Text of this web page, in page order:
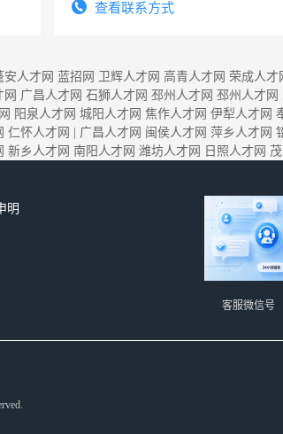
查看联系方式
安人才网 蓝招网 卫辉人才网 高青人才网 荣成人才
网 广昌人才网 石狮人才网 邳州人才网 邳州人才网
阳泉人才网 城阳人才网 焦作人才网 伊犁人才网
仁怀人才网 广昌人才网 闽侯人才网 萍乡人才网
新乡人才网 南阳人才网 潍坊人才网 日照人才网
明
客服微信号